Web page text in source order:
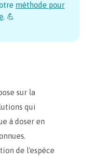
méthode pour
. 💪
sur la
qui
à doser en
de l'espèce